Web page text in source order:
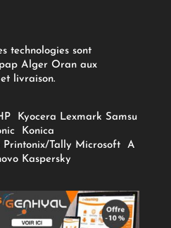
technologies sont
Alger Oran aux
livraison.
Kyocera Lexmark Samsu
Konica
Printonix/Tally Microsoft
A
Kaspersky